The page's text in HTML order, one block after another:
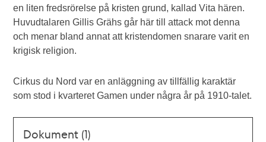
en liten fredsrörelse på kristen grund, kallad Vita hären.
Huvudtalaren Gillis Grähs går här till attack mot denna
och menar bland annat att kristendomen snarare varit en
krigisk religion.
Cirkus du Nord var en anläggning av tillfällig karaktär
som stod i kvarteret Gamen under några år på 1910-talet.
Dokument (1)